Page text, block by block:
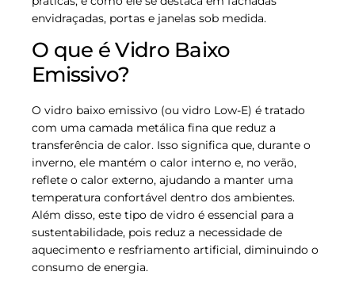
envidraçadas, portas e janelas sob medida.
O que é Vidro Baixo
Emissivo?
O vidro baixo emissivo (ou vidro Low-E) é tratado
com uma camada metálica fina que reduz a
transferência de calor. Isso significa que, durante o
inverno, ele mantém o calor interno e, no verão,
reflete o calor externo, ajudando a manter uma
temperatura confortável dentro dos ambientes.
Além disso, este tipo de vidro é essencial para a
sustentabilidade, pois reduz a necessidade de
aquecimento e resfriamento artificial, diminuindo o
consumo de energia.